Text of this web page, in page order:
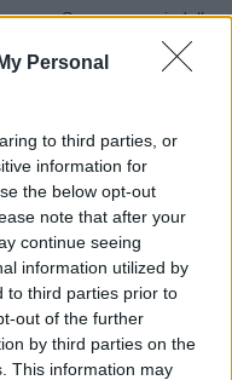
Personal
to third parties, or
information for
the below opt-out
note that after your
continue seeing
information utilized by
to third parties prior to
out of the further
by third parties on the
This information may
e Serramazzoni, dalle
3°-4° posto (alle 16,30),
alle 18,30.
saggio detto, è una
impossibile guarire”.
Jack Bellei: “ Una
e storie che restano
e il mondo del calcio